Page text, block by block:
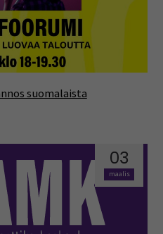
suomalaista
03
maalis